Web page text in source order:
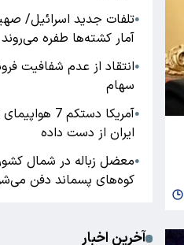
●تلفات جدید اسرائیل/
آمار کشته‌ها طفره می‌روند
●انتقاد از عدم شفافیت
سهام
●
آمریکا
ایران از دست داده
●معضل زباله در شمال
کوه‌های پسماند دفن
آخرین اخبار